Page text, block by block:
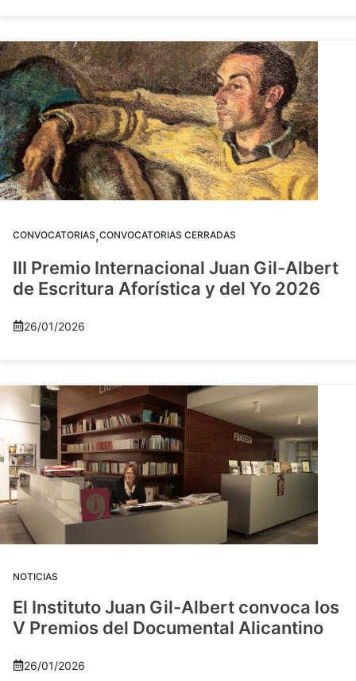
CONVOCATORIAS,CONVOCATORIAS CERRADAS
III Premio Internacional Juan Gil-Albert
de Escritura Aforística y del Yo 2026
26/01/2026
NOTICIAS
El Instituto Juan Gil-Albert convoca los
V Premios del Documental Alicantino
26/01/2026